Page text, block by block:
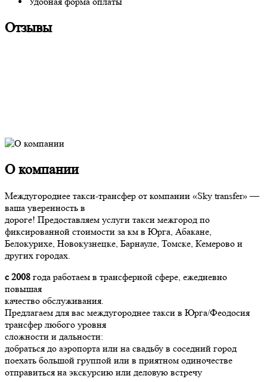
Отзывы
О компании
Междугороднее такси-трансфер от компании «Sky transfer» —
ваша уверенность в
дороге! Предоставляем услуги такси межгород по
фиксированной стоимости за км в Юрга, Абакане,
Белокурихе, Новокузнецке, Барнауле, Томске, Кемерово и
других городах.
с 2008 года работаем в трансферной сфере, ежедневно
повышая
качество обслуживания.
Предлагаем для вас междугороднее такси в Юрга/Феодосия
трансфер любого уровня
сложности и дальности:
добраться до аэропорта или на свадьбу в соседний город
поехать большой группой или в приятном одиночестве
отправиться на экскурсию или деловую встречу